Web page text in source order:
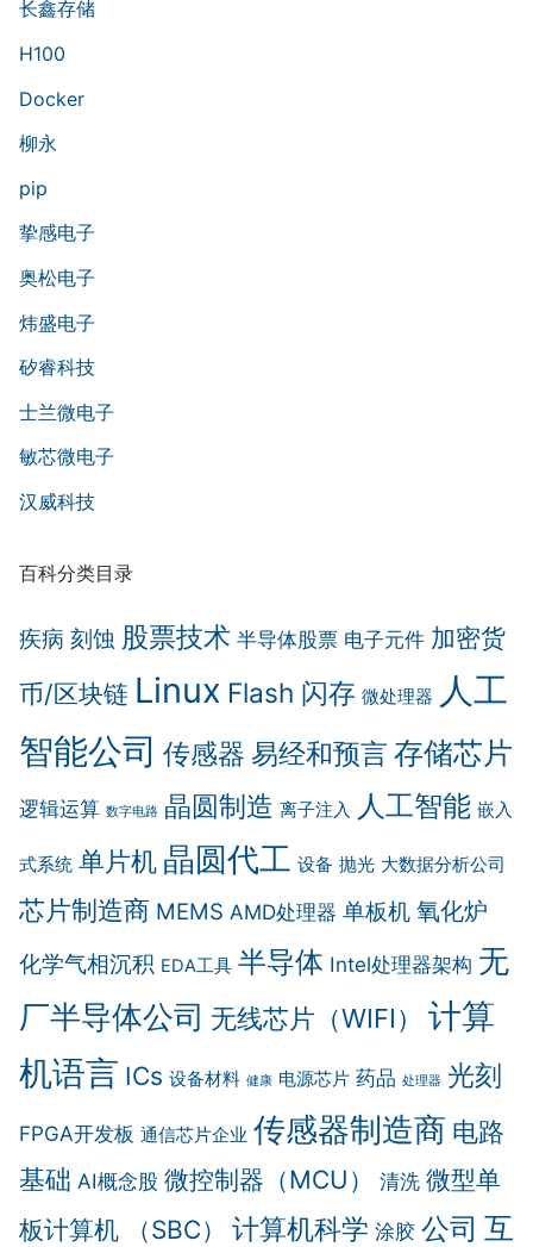
长鑫存储
H100
Docker
柳永
pip
挚感电子
奥松电子
炜盛电子
矽睿科技
士兰微电子
敏芯微电子
汉威科技
百科分类目录
疾病 刻蚀 股票技术 半导体股票 电子元件 加密货
币/区块链 Linux Flash 闪存 微处理器
人工
智能公司 传感器 易经和预言 存储芯片
逻辑运算 数字电路 晶圆制造 离子注入 人工智能 嵌入
式系统 单片机 晶圆代工 设备 抛光 大数据分析公司
芯片制造商 MEMS AMD处理器 单板机 氧化炉
化学气相沉积 EDA工具 半导体 Intel处理器架构 无
厂半导体公司 无线芯片（WIFI）
计算
机语言 ICs 设备材料 健康 电源芯片 药品 处理器 光刻
FPGA开发板 通信芯片企业 传感器制造商 电路
基础 AI概念股 微控制器（MCU） 清洗 微型单
板计算机 （SBC）
计算机科学 涂胶 公司 互